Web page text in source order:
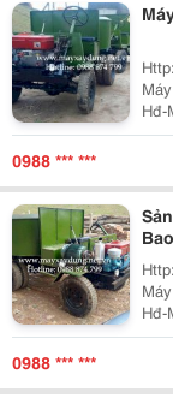
Hđ-
Đề
0988 *** ***
Hđ-
Đề
0988 *** ***